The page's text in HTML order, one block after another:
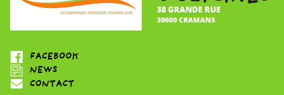
38 GRANDE RUE
39600 CRAMANS